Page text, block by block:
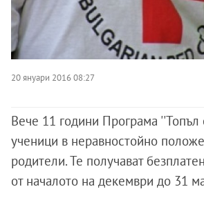
20 януари 2016 08:27
Вече 11 години Програма ''Топъл
ученици в неравностойно
родители. Те получават
от началото на декември до 31